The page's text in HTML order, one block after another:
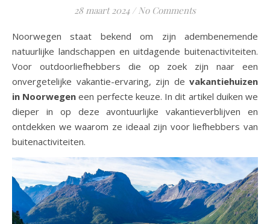
28 maart 2024 / No Comments
Noorwegen staat bekend om zijn adembenemende
natuurlijke landschappen en uitdagende buitenactiviteiten.
Voor outdoorliefhebbers die op zoek zijn naar een
onvergetelijke vakantie-ervaring, zijn de vakantiehuizen
in Noorwegen een perfecte keuze. In dit artikel duiken we
dieper in op deze avontuurlijke vakantieverblijven en
ontdekken we waarom ze ideaal zijn voor liefhebbers van
buitenactiviteiten.